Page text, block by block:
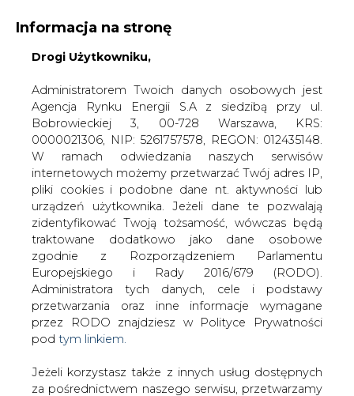
KONTAKT:
WYDAWCA PORTALU:
WYSOKI KONTRAST WIELKOŚĆ TEKSTU A A
ZALOGUJ SIĘ
WŁĄCZ CIRE.TV
Informacja na stronę
Drogi Użytkowniku,
Administratorem Twoich danych osobowych jest
Agencja Rynku Energii S.A z siedzibą przy ul.
Bobrowieckiej 3, 00-728 Warszawa, KRS:
0000021306, NIP: 5261757578, REGON: 012435148.
W ramach odwiedzania naszych serwisów
internetowych możemy przetwarzać Twój adres IP,
pliki cookies i podobne dane nt. aktywności lub
urządzeń użytkownika. Jeżeli dane te pozwalają
zidentyfikować Twoją tożsamość, wówczas będą
traktowane dodatkowo jako dane osobowe
zgodnie z Rozporządzeniem Parlamentu
Europejskiego i Rady 2016/679 (RODO).
Administratora tych danych, cele i podstawy
przetwarzania oraz inne informacje wymagane
przez RODO znajdziesz w Polityce Prywatności
pod tym linkiem.
Jeżeli korzystasz także z innych usług dostępnych
za pośrednictwem naszego serwisu, przetwarzamy